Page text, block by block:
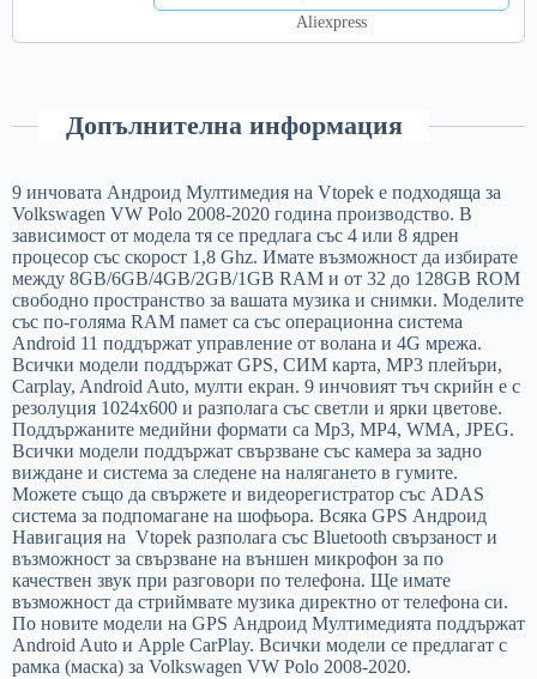
Aliexpress
Допълнителна информация
9 инчовата Андроид Мултимедия на Vtopek е подходяща за
Volkswagen VW Polo 2008-2020 година производство. В
зависимост от модела тя се предлага със 4 или 8 ядрен
процесор със скорост 1,8 Ghz. Имате възможност да избирате
между 8GB/6GB/4GB/2GB/1GB RAM и от 32 до 128GB ROM
свободно пространство за вашата музика и снимки. Моделите
със по-голяма RAM памет са със операционна система
Android 11 поддържат управление от волана и 4G мрежа.
Всички модели поддържат GPS, СИМ карта, MP3 плейъри,
Carplay, Android Auto, мулти екран. 9 инчовият тъч скрийн е с
резолуция 1024х600 и разполага със светли и ярки цветове.
Поддържаните медийни формати са Mp3, MP4, WMA, JPEG.
Всички модели поддържат свързване със камера за задно
виждане и система за следене на налягането в гумите.
Можете също да свържете и видеорегистратор със ADAS
система за подпомагане на шофьора. Всяка GPS Андроид
Навигация на Vtopek разполага със Bluetooth свързаност и
възможност за свързване на външен микрофон за по
качествен звук при разговори по телефона. Ще имате
възможност да стриймвате музика директно от телефона си.
По новите модели на GPS Андроид Мултимедията поддържат
Android Auto и Apple CarPlay. Всички модели се предлагат с
рамка (маска) за Volkswagen VW Polo 2008-2020.